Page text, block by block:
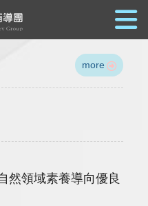
more
然領域素養導向優良